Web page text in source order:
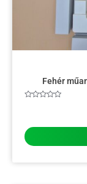
Fehér